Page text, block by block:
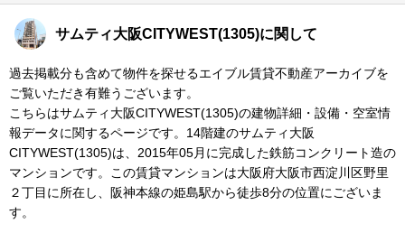
サムティ大阪CITYWEST(1305)に関して
過去掲載分も含めて物件を探せるエイブル賃貸不動産アーカイブを
ご覧いただき有難うございます。
こちらはサムティ大阪CITYWEST(1305)の建物詳細・設備・空室情
報データに関するページです。14階建のサムティ大阪
CITYWEST(1305)は、2015年05月に完成した鉄筋コンクリート造の
マンションです。この賃貸マンションは大阪府大阪市西淀川区野里
２丁目に所在し、阪神本線の姫島駅から徒歩8分の位置にございま
す。